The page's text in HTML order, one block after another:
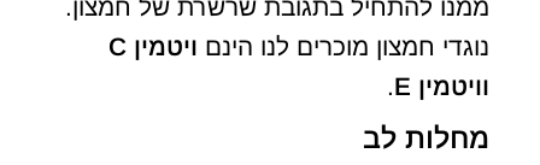
ממנו להתחיל בתגובת שרשרת של חמצון.
נוגדי חמצון מוכרים לנו הינם ויטמיןC
וויטמין E
.
מחלות לב